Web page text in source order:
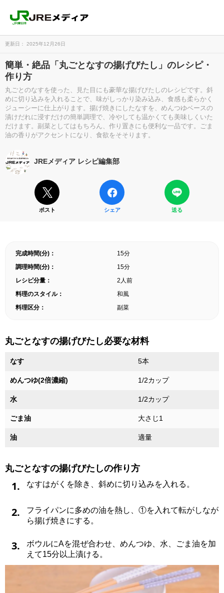
更新日： 2025年12月26日
簡単・絶品「丸ごとなすの揚げびたし」のレシピ・
作り方
丸ごとのなすを使った、見た目にも豪華な揚げびたしのレシピです。斜
めに切り込みを入れることで、味がしっかり染み込み、食感も柔らかく
ジューシーに仕上がります。揚げ焼きにしたなすを、めんつゆベースの
漬けだれに浸すだけの簡単調理で、冷やしても温かくても美味しくいた
だけます。副菜としてはもちろん、作り置きにも便利な一品です。ごま
油の香りがアクセントになり、食欲をそそります。
JREメディア レシピ編集部
ポスト シェア 送る
完成時間(分)：
15分
調理時間(分)：
15分
レシピ分量：
2人前
料理のスタイル：
和風
料理区分：
副菜
丸ごとなすの揚げびたし必要な材料
なす 5本
めんつゆ(2倍濃縮) 1/2カップ
水 1/2カップ
ごま油 大さじ1
油 適量
丸ごとなすの揚げびたしの作り方
1. なすはがくを除き、斜めに切り込みを入れる。
2.
フライパンに多めの油を熱し、①を入れて転がしなが
ら揚げ焼きにする。
3.
ボウルにAを混ぜ合わせ、めんつゆ、水、ごま油を加
えて15分以上漬ける。